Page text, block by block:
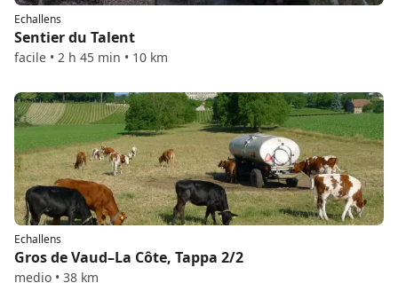
Echallens
Sentier du Talent
facile • 2 h 45 min • 10 km
Echallens
Gros de Vaud–La Côte, Tappa 2/2
medio • 38 km